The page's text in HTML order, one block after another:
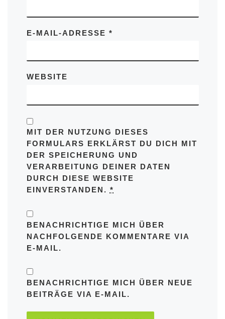
E-MAIL-ADRESSE *
WEBSITE
MIT DER NUTZUNG DIESES
FORMULARS ERKLÄRST DU DICH MIT
DER SPEICHERUNG UND
VERARBEITUNG DEINER DATEN
DURCH DIESE WEBSITE
EINVERSTANDEN. *
BENACHRICHTIGE MICH ÜBER
NACHFOLGENDE KOMMENTARE VIA
E-MAIL.
BENACHRICHTIGE MICH ÜBER NEUE
BEITRÄGE VIA E-MAIL.